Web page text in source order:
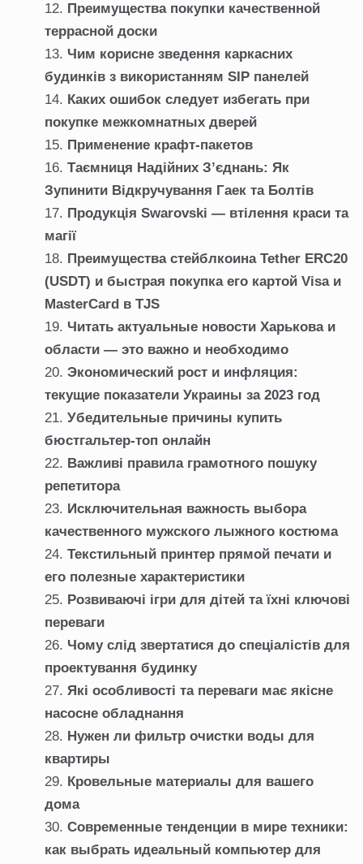
Преимущества покупки качественной
террасной доски
Чим корисне зведення каркасних
будинків з використанням SIP панелей
Каких ошибок следует избегать при
покупке межкомнатных дверей
Применение крафт-пакетов
Таємниця Надійних З’єднань: Як
Зупинити Відкручування Гаек та Болтів
Продукція Swarovski — втілення краси та
магії
Преимущества стейблкоина Tether ERC20
(USDT) и быстрая покупка его картой Visa и
MasterCard в TJS
Читать актуальные новости Харькова и
области — это важно и необходимо
Экономический рост и инфляция:
текущие показатели Украины за 2023 год
Убедительные причины купить
бюстгальтер-топ онлайн
Важливі правила грамотного пошуку
репетитора
Исключительная важность выбора
качественного мужского лыжного костюма
Текстильный принтер прямой печати и
его полезные характеристики
Розвиваючі ігри для дітей та їхні ключові
переваги
Чому слід звертатися до спеціалістів для
проектування будинку
Які особливості та переваги має якісне
насосне обладнання
Нужен ли фильтр очистки воды для
квартиры
Кровельные материалы для вашего
дома
Современные тенденции в мире техники:
как выбрать идеальный компьютер для